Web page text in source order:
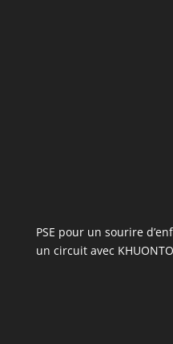
PSE pour un sourire
un circuit avec